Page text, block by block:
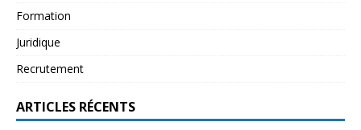
Formation
Juridique
Recrutement
ARTICLES RÉCENTS